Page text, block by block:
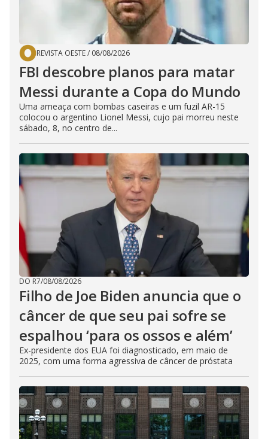
REVISTA OESTE/ 08/08/2026
FBI descobre planos para matar
Messi durante a Copa do Mundo
Uma ameaça com bombas caseiras e um fuzil AR-15
colocou o argentino Lionel Messi, cujo pai morreu neste
sábado, 8, no centro de...
DO R7/08/08/2026
Filho de Joe Biden anuncia que o
câncer de que seu pai sofre se
espalhou ‘para os ossos e além’
Ex-presidente dos EUA foi diagnosticado, em maio de
2025, com uma forma agressiva de câncer de próstata